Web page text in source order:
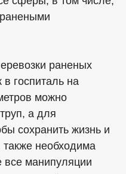
раненых
в госпиталь на
можно
а для
сохранить жизнь и
также необходима
все манипуляции